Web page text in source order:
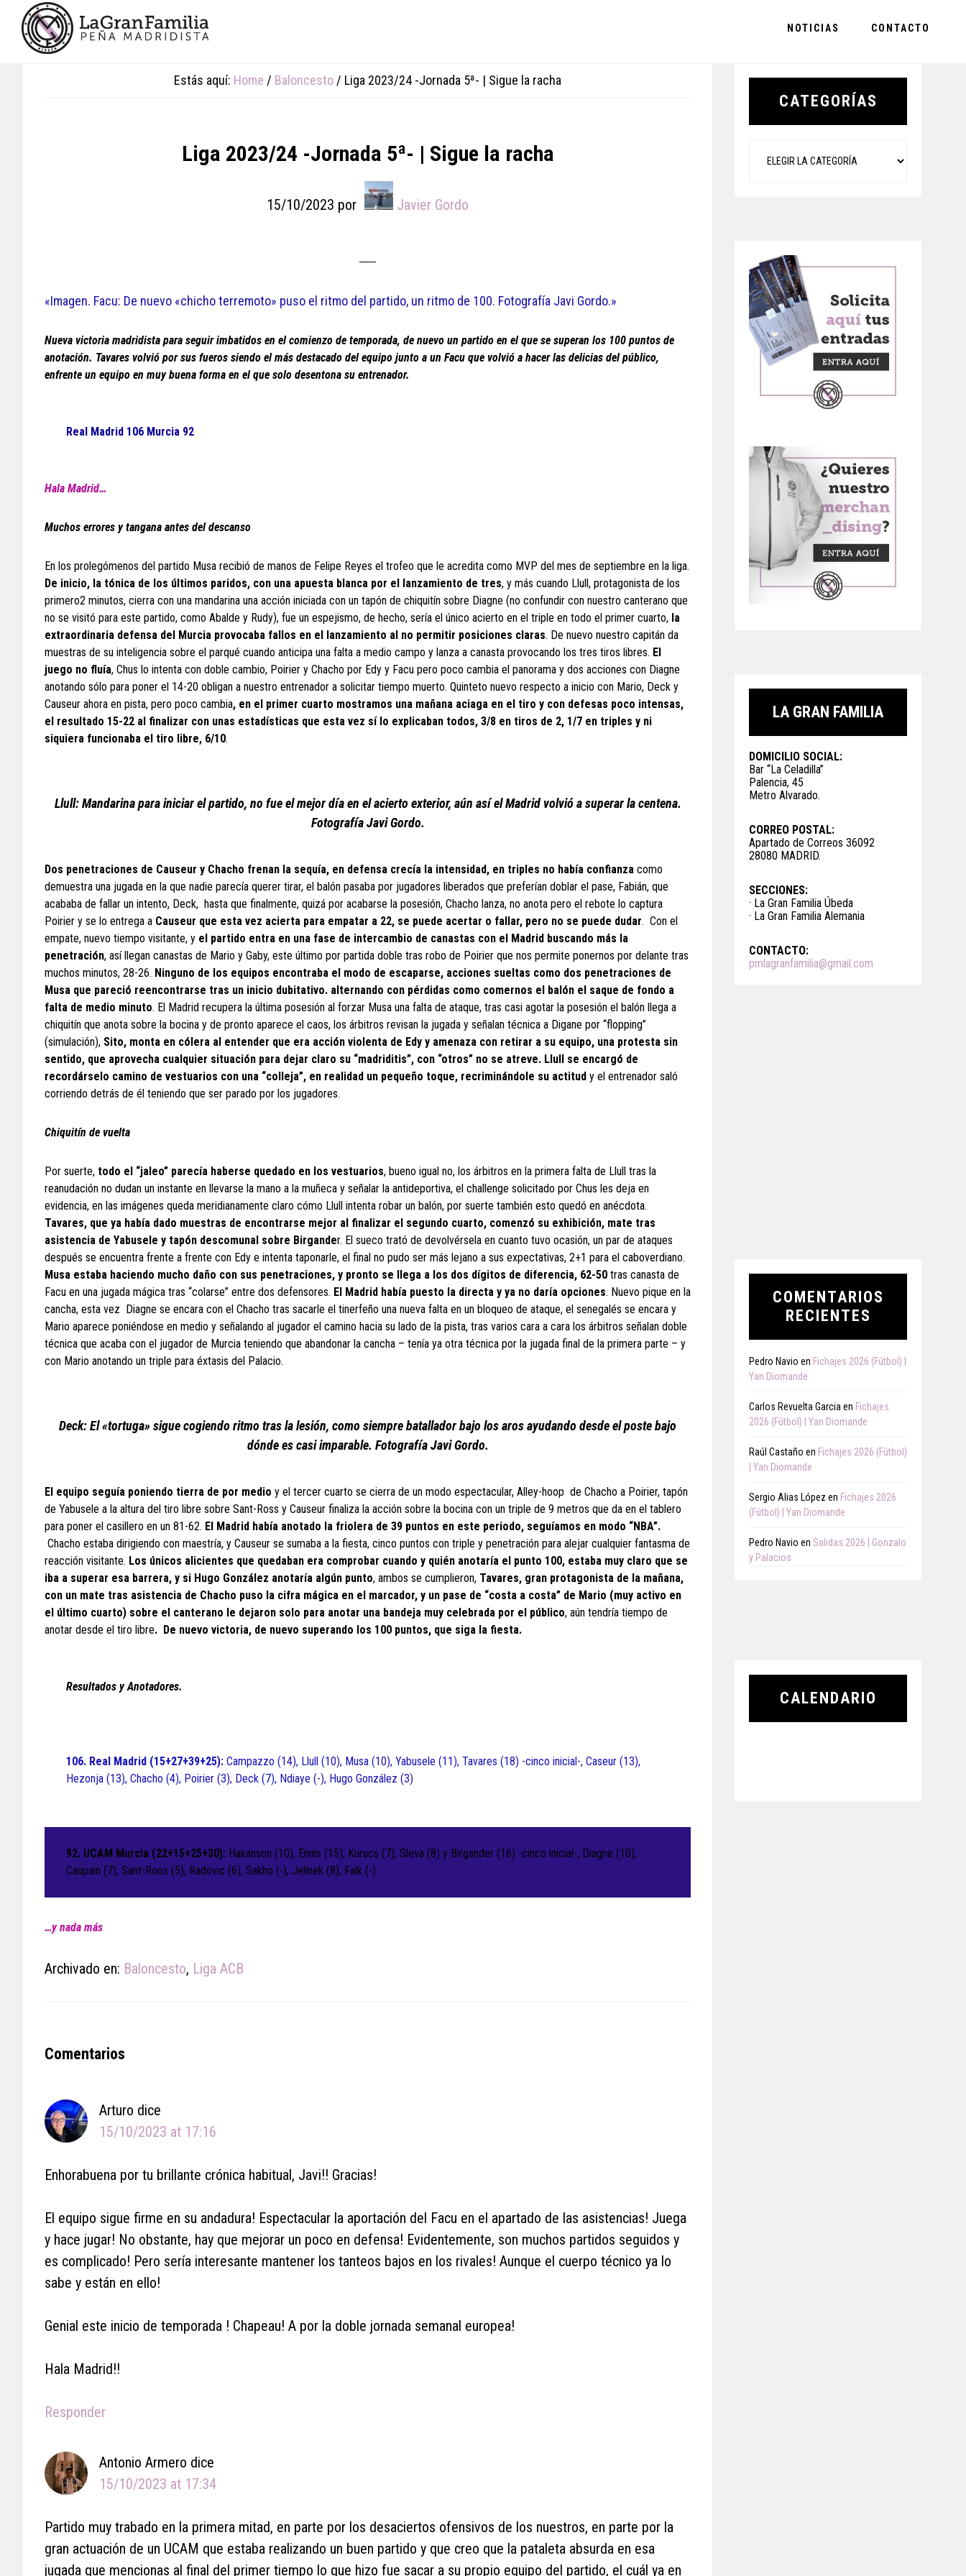
primary
footer
NOTICIAS CONTACTO
Estás aquí: Home / Baloncesto / Liga 2023/24 -Jornada 5ª- | Sigue la racha
Liga 2023/24 -Jornada 5ª- | Sigue la racha
15/10/2023 por Javier Gordo
«Imagen. Facu: De nuevo «chicho terremoto» puso el ritmo del partido, un ritmo de 100. Fotografía Javi Gordo.»
Nueva victoria madridista para seguir imbatidos en el comienzo de temporada, de nuevo un partido en el que se superan los 100 puntos de
anotación. Tavares volvió por sus fueros siendo el más destacado del equipo junto a un Facu que volvió a hacer las delicias del público,
enfrente un equipo en muy buena forma en el que solo desentona su entrenador.
Real Madrid 106 Murcia 92
Hala Madrid…
Muchos errores y tangana antes del descanso
En los prolegómenos del partido Musa recibió de manos de Felipe Reyes el trofeo que le acredita como MVP del mes de septiembre en la liga.
De inicio, la tónica de los últimos paridos, con una apuesta blanca por el lanzamiento de tres, y más cuando Llull, protagonista de los
primero2 minutos, cierra con una mandarina una acción iniciada con un tapón de chiquitín sobre Diagne (no confundir con nuestro canterano que
no se visitó para este partido, como Abalde y Rudy), fue un espejismo, de hecho, sería el único acierto en el triple en todo el primer cuarto, la
extraordinaria defensa del Murcia provocaba fallos en el lanzamiento al no permitir posiciones claras. De nuevo nuestro capitán da
muestras de su inteligencia sobre el parqué cuando anticipa una falta a medio campo y lanza a canasta provocando los tres tiros libres. El
juego no fluía, Chus lo intenta con doble cambio, Poirier y Chacho por Edy y Facu pero poco cambia el panorama y dos acciones con Diagne
anotando sólo para poner el 14-20 obligan a nuestro entrenador a solicitar tiempo muerto. Quinteto nuevo respecto a inicio con Mario, Deck y
Causeur ahora en pista, pero poco cambia, en el primer cuarto mostramos una mañana aciaga en el tiro y con defesas poco intensas,
el resultado 15-22 al finalizar con unas estadísticas que esta vez sí lo explicaban todos, 3/8 en tiros de 2, 1/7 en triples y ni
siquiera funcionaba el tiro libre, 6/10.
Llull: Mandarina para iniciar el partido, no fue el mejor día en el acierto exterior, aún así el Madrid volvió a superar la centena.
Fotografía Javi Gordo.
Dos penetraciones de Causeur y Chacho frenan la sequía, en defensa crecía la intensidad, en triples no había confianza como
demuestra una jugada en la que nadie parecía querer tirar, el balón pasaba por jugadores liberados que preferían doblar el pase, Fabián, que
acababa de fallar un intento, Deck, hasta que finalmente, quizá por acabarse la posesión, Chacho lanza, no anota pero el rebote lo captura
Poirier y se lo entrega a Causeur que esta vez acierta para empatar a 22, se puede acertar o fallar, pero no se puede dudar. Con el
empate, nuevo tiempo visitante, y el partido entra en una fase de intercambio de canastas con el Madrid buscando más la
penetración, así llegan canastas de Mario y Gaby, este último por partida doble tras robo de Poirier que nos permite ponernos por delante tras
muchos minutos, 28-26. Ninguno de los equipos encontraba el modo de escaparse, acciones sueltas como dos penetraciones de
Musa que pareció reencontrarse tras un inicio dubitativo. alternando con pérdidas como comernos el balón el saque de fondo a
falta de medio minuto. El Madrid recupera la última posesión al forzar Musa una falta de ataque, tras casi agotar la posesión el balón llega a
chiquitín que anota sobre la bocina y de pronto aparece el caos, los árbitros revisan la jugada y señalan técnica a Digane por “flopping”
(simulación), Sito, monta en cólera al entender que era acción violenta de Edy y amenaza con retirar a su equipo, una protesta sin
sentido, que aprovecha cualquier situación para dejar claro su “madriditis”, con “otros” no se atreve. Llull se encargó de
recordárselo camino de vestuarios con una “colleja”, en realidad un pequeño toque, recriminándole su actitud y el entrenador saló
corriendo detrás de él teniendo que ser parado por los jugadores.
Chiquitín de vuelta
Por suerte, todo el “jaleo” parecía haberse quedado en los vestuarios, bueno igual no, los árbitros en la primera falta de Llull tras la
reanudación no dudan un instante en llevarse la mano a la muñeca y señalar la antideportiva, el challenge solicitado por Chus les deja en
evidencia, en las imágenes queda meridianamente claro cómo Llull intenta robar un balón, por suerte también esto quedó en anécdota.
Tavares, que ya había dado muestras de encontrarse mejor al finalizar el segundo cuarto, comenzó su exhibición, mate tras
asistencia de Yabusele y tapón descomunal sobre Birgander. El sueco trató de devolvérsela en cuanto tuvo ocasión, un par de ataques
después se encuentra frente a frente con Edy e intenta taponarle, el final no pudo ser más lejano a sus expectativas, 2+1 para el caboverdiano.
Musa estaba haciendo mucho daño con sus penetraciones, y pronto se llega a los dos dígitos de diferencia, 62-50 tras canasta de
Facu en una jugada mágica tras “colarse” entre dos defensores. El Madrid había puesto la directa y ya no daría opciones. Nuevo pique en la
cancha, esta vez Diagne se encara con el Chacho tras sacarle el tinerfeño una nueva falta en un bloqueo de ataque, el senegalés se encara y
Mario aparece poniéndose en medio y señalando al jugador el camino hacia su lado de la pista, tras varios cara a cara los árbitros señalan doble
técnica que acaba con el jugador de Murcia teniendo que abandonar la cancha – tenía ya otra técnica por la jugada final de la primera parte – y
con Mario anotando un triple para éxtasis del Palacio.
Deck: El «tortuga» sigue cogiendo ritmo tras la lesión, como siempre batallador bajo los aros ayudando desde el poste bajo
dónde es casi imparable. Fotografía Javi Gordo.
El equipo seguía poniendo tierra de por medio y el tercer cuarto se cierra de un modo espectacular, Alley-hoop de Chacho a Poirier, tapón
de Yabusele a la altura del tiro libre sobre Sant-Ross y Causeur finaliza la acción sobre la bocina con un triple de 9 metros que da en el tablero
para poner el casillero en un 81-62. El Madrid había anotado la friolera de 39 puntos en este periodo, seguíamos en modo “NBA”.
Chacho estaba dirigiendo con maestría, y Causeur se sumaba a la fiesta, cinco puntos con triple y penetración para alejar cualquier fantasma de
reacción visitante. Los únicos alicientes que quedaban era comprobar cuando y quién anotaría el punto 100, estaba muy claro que se
iba a superar esa barrera, y si Hugo González anotaría algún punto, ambos se cumplieron, Tavares, gran protagonista de la mañana,
con un mate tras asistencia de Chacho puso la cifra mágica en el marcador, y un pase de “costa a costa” de Mario (muy activo en
el último cuarto) sobre el canterano le dejaron solo para anotar una bandeja muy celebrada por el público, aún tendría tiempo de
anotar desde el tiro libre. De nuevo victoria, de nuevo superando los 100 puntos, que siga la fiesta.
Resultados y Anotadores.
106. Real Madrid (15+27+39+25): Campazzo (14), Llull (10), Musa (10), Yabusele (11), Tavares (18) -cinco inicial-, Caseur (13),
Hezonja (13), Chacho (4), Poirier (3), Deck (7), Ndiaye (-), Hugo González (3)
92. UCAM Murcia (22+15+25+30): Hakanson (10), Ennis (15), Kurucs (7), Sleva (8) y Birgander (16) -cinco inicial-, Diagne (10),
Caupain (7), Sant-Roos (5), Radovic (6), Sakho (-), Jelínek (8), Falk (-).
…y nada más
Archivado en: Baloncesto, Liga ACB
Reader
Comentarios
Arturo dice
15/10/2023 at 17:16
Enhorabuena por tu brillante crónica habitual, Javi!! Gracias!
El equipo sigue firme en su andadura! Espectacular la aportación del Facu en el apartado de las asistencias! Juega
y hace jugar! No obstante, hay que mejorar un poco en defensa! Evidentemente, son muchos partidos seguidos y
es complicado! Pero sería interesante mantener los tanteos bajos en los rivales! Aunque el cuerpo técnico ya lo
sabe y están en ello!
Genial este inicio de temporada ! Chapeau! A por la doble jornada semanal europea!
Hala Madrid!!
Responder
Antonio Armero dice
15/10/2023 at 17:34
Partido muy trabado en la primera mitad, en parte por los desaciertos ofensivos de los nuestros, en parte por la
gran actuación de un UCAM que estaba realizando un buen partido y que creo que la pataleta absurda en esa
jugada que mencionas al final del primer tiempo lo que hizo fue sacar a su propio equipo del partido, el cuál ya en
Primary
CATEGORÍAS
LA GRAN FAMILIA
DOMICILIO SOCIAL:
Bar “La Celadilla”
Palencia, 45
Metro Alvarado.
CORREO POSTAL:
Apartado de Correos 36092
28080 MADRID.
SECCIONES:
· La Gran Familia Úbeda
· La Gran Familia Alemania
CONTACTO:
pmlagranfamilia@gmail.com
COMENTARIOS
RECIENTES
Pedro Navio en Fichajes 2026 (Fútbol) |
Yan Diomande
Carlos Revuelta Garcia en Fichajes
2026 (Fútbol) | Yan Diomande
Raúl Castaño en Fichajes 2026 (Fútbol)
| Yan Diomande
Sergio Alias López en Fichajes 2026
(Fútbol) | Yan Diomande
Pedro Navio en Salidas 2026 | Gonzalo
y Palacios
CALENDARIO